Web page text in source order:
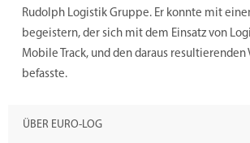
Rudolph Logistik Gruppe. Er konnte mit
begeistern, der sich mit dem Einsatz von
Mobile Track, und den daraus resultierenden
befasste.
ÜBER EURO-LOG